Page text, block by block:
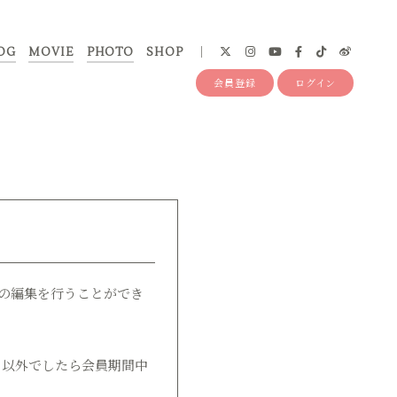
MOVIE PHOTO SHOP
会員登録 ログイン
編集を行うことができ
外でしたら会員期間中